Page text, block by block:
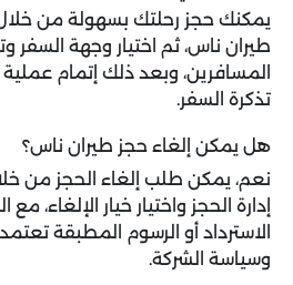
يمكنك حجز رحلتك بسهولة من
طيران ناس، ثم اختيار وجهة السفر
المسافرين، وبعد ذلك إتمام
تذكرة السفر.
هل يمكن إلغاء حجز طيران ناس؟
نعم، يمكن طلب إلغاء الحجز من
إدارة الحجز واختيار خيار الإلغاء،
الاسترداد أو الرسوم المطبقة
وسياسة الشركة.